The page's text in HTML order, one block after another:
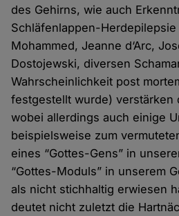
des Gehirns, wie auch
Schläfenlappen-
Mohammed, Jeanne d‘Arc,
Dostojewski, diversen
Wahrscheinlichkeit post
festgestellt wurde) verstärken
wobei allerdings auch einige
beispielsweise zum
eines “Gottes-Gens” in
“Gottes-Moduls” in unserem
als nicht stichhaltig erwiesen
deutet nicht zuletzt die